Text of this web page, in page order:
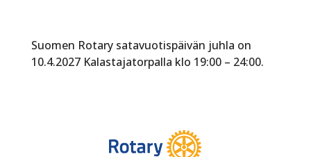
Suomen Rotary satavuotispäivän juhla on
10.4.2027 Kalastajatorpalla klo 19:00 – 24:00.